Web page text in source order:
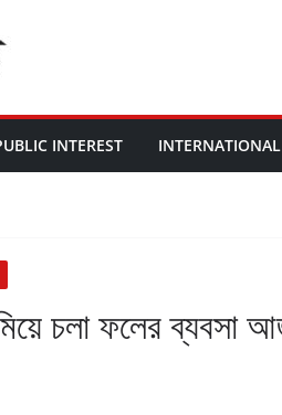
INTEREST INTERNATIONAL
চলা ফলের ব্যবসা